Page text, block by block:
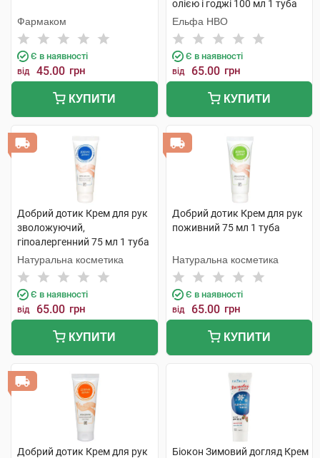
Фармаком
Є в наявності
від 45.00 грн
КУПИТИ
олією і годжі 100 мл 1 туба
Ельфа НВО
Є в наявності
від 65.00 грн
КУПИТИ
Добрий дотик Крем для рук
зволожуючий,
гіпоалергенний 75 мл 1 туба
Натуральна косметика
Є в наявності
від 65.00 грн
КУПИТИ
Добрий дотик Крем для рук
поживний 75 мл 1 туба
Натуральна косметика
Є в наявності
від 65.00 грн
КУПИТИ
Добрий дотик Крем для рук
Біокон Зимовий догляд Крем